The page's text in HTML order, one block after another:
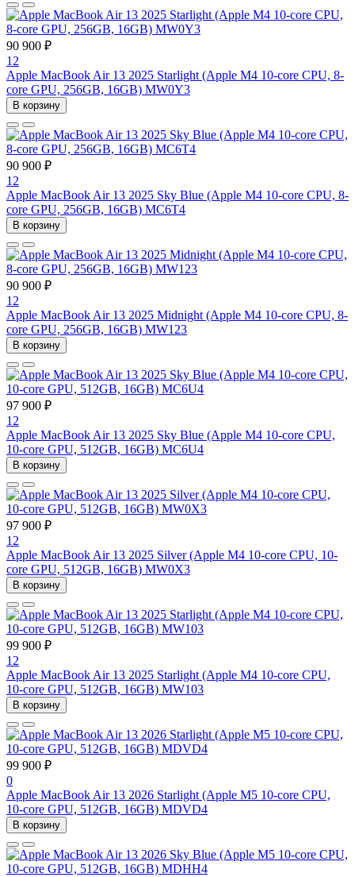
90 900 ₽
12
Apple MacBook Air 13 2025 Starlight (Apple M4 10-core CPU, 8-
core GPU, 256GB, 16GB) MW0Y3
В корзину
90 900 ₽
12
Apple MacBook Air 13 2025 Sky Blue (Apple M4 10-core CPU, 8-
core GPU, 256GB, 16GB) MC6T4
В корзину
90 900 ₽
12
Apple MacBook Air 13 2025 Midnight (Apple M4 10-core CPU, 8-
core GPU, 256GB, 16GB) MW123
В корзину
97 900 ₽
12
Apple MacBook Air 13 2025 Sky Blue (Apple M4 10-core CPU,
10-core GPU, 512GB, 16GB) MC6U4
В корзину
97 900 ₽
12
Apple MacBook Air 13 2025 Silver (Apple M4 10-core CPU, 10-
core GPU, 512GB, 16GB) MW0X3
В корзину
99 900 ₽
12
Apple MacBook Air 13 2025 Starlight (Apple M4 10-core CPU,
10-core GPU, 512GB, 16GB) MW103
В корзину
99 900 ₽
0
Apple MacBook Air 13 2026 Starlight (Apple M5 10-core CPU,
10-core GPU, 512GB, 16GB) MDVD4
В корзину